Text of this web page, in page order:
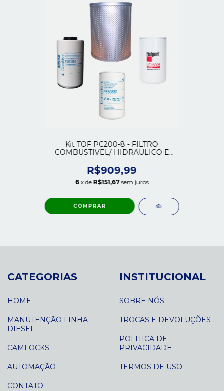
Kit TOF PC200-8 - FILTRO
COMBUSTIVEL/ HIDRAULICO E
R$909,99
6 x de R$151,67 sem juros
CATEGORIAS
HOME
MANUTENÇÃO LINHA
DIESEL
CAMLOCKS
AUTOMAÇÃO
CONTATO
INSTITUCIONAL
SOBRE NÓS
TROCAS E DEVOLUÇÕES
POLITICA DE
PRIVACIDADE
TERMOS DE USO